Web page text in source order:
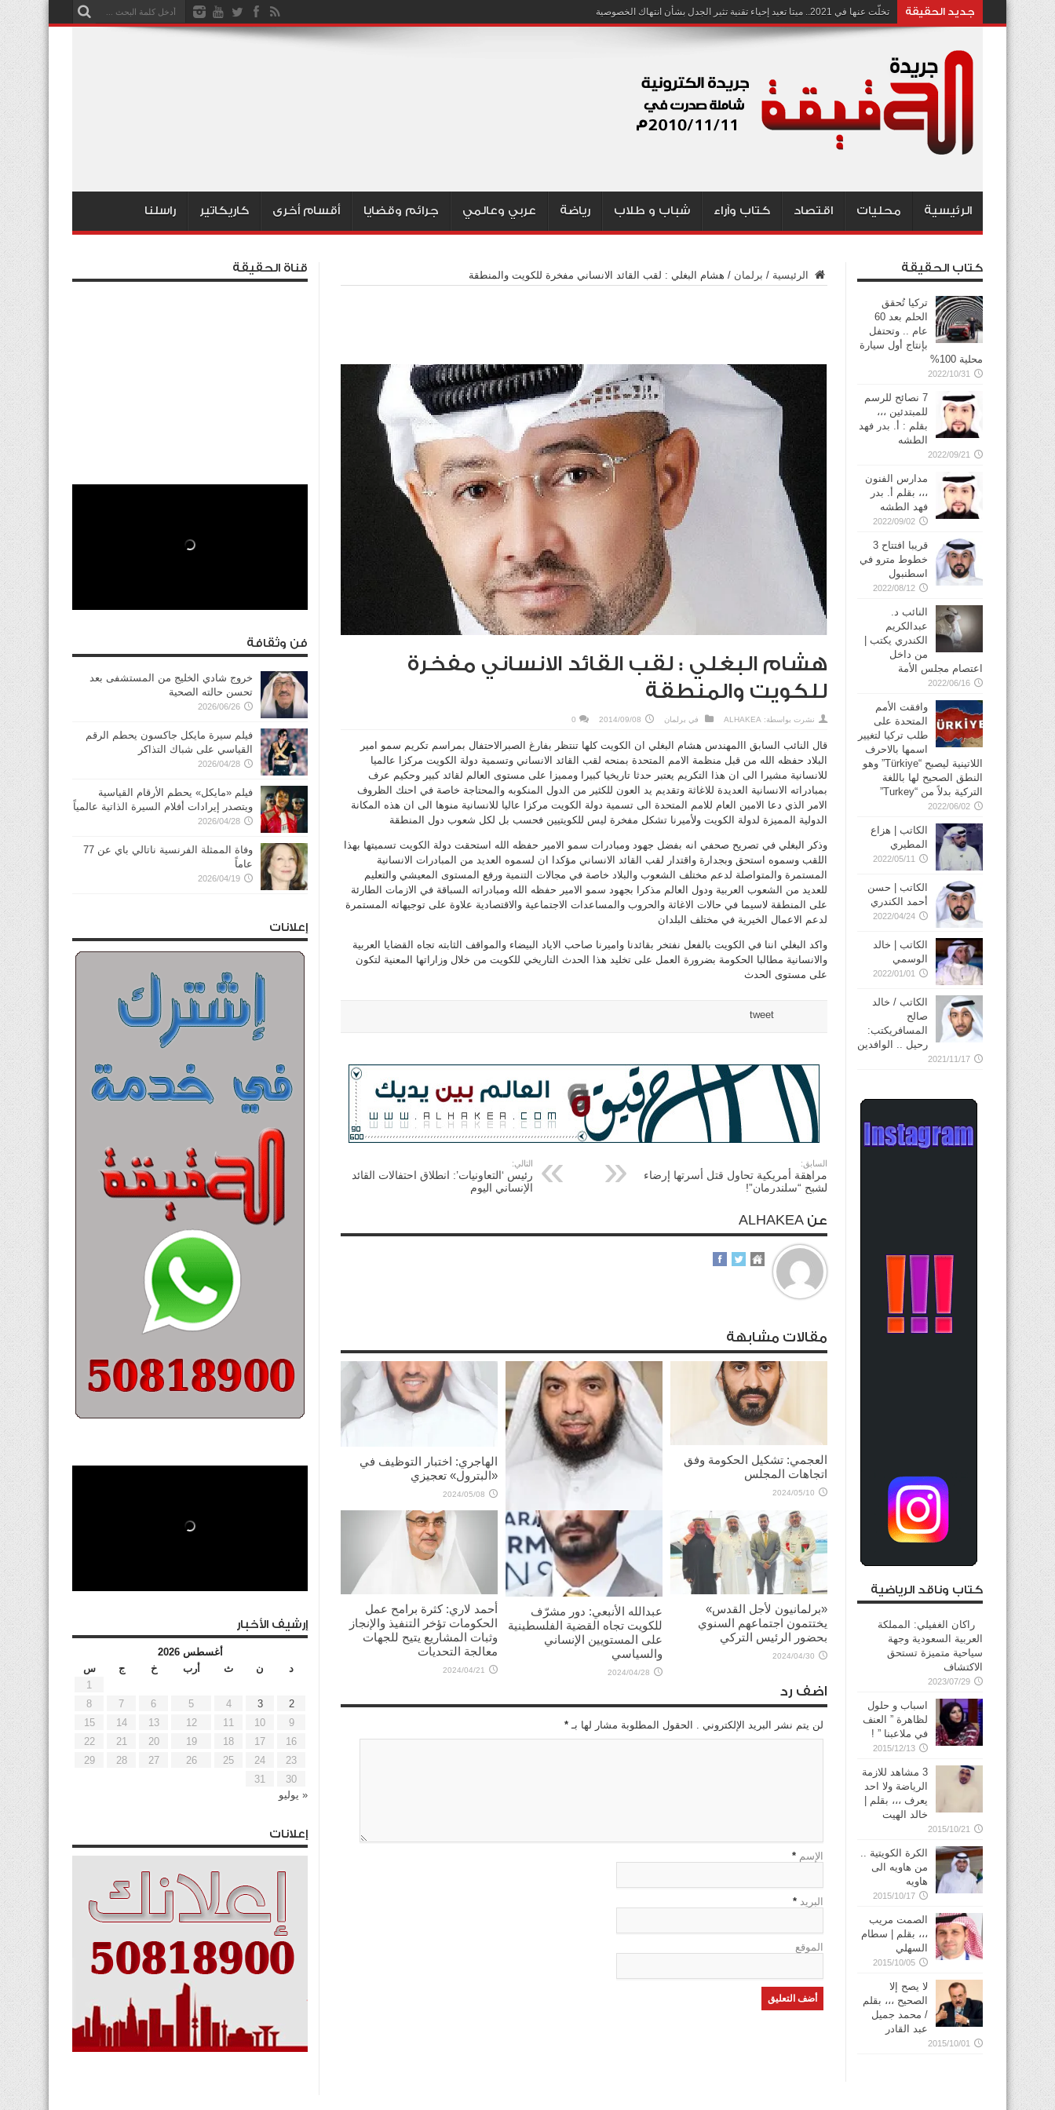
جديد الحقيقة تخلّت عنها في 2021.. ميتا تعيد إحياء تقنية تثير الجدل بشأن انتهاك الخصوصية
الرئيسية محليات اقتصاد كتاب وآراء شباب و طلاب رياضة عربي وعالمي جرائم وقضايا أقسام أخرى كاريكاتير راسلنا
الرئيسية / برلمان / هشام البغلي : لقب القائد الانساني مفخرة للكويت والمنطقة
هشام البغلي : لقب القائد الانساني مفخرة
للكويت والمنطقة
نشرت بواسطة: ALHAKEA في برلمان 2014/09/08
0
قال النائب السابق االمهندس هشام البغلي ان الكويت كلها تنتظر بفارغ الصبرالاحتفال بمراسم تكريم سمو امير
البلاد حفظه الله من قبل منظمة الامم المتحدة بمنحه لقب القائد الانساني وتسمية دولة الكويت مركزا عالميا
للانسانية مشيرا الى ان هذا التكريم يعتبر حدثا تاريخيا كبيرا ومميزا على مستوى العالم لقائد كبير وحكيم عرف
بمبادراته الانسانية العديدة للاغاثة وتقديم يد العون للكثير من الدول المنكوبه والمحتاجة خاصة في احنك الظروف
الامر الذي دعا الامين العام للامم المتحدة الى تسمية دولة الكويت مركزا عاليا للانسانية منوها الى ان هذه المكانة
الدولية المميزة لدولة الكويت ولأميرنا تشكل مفخرة ليس للكويتيين فحسب بل لكل شعوب دول المنطقة
وذكر البغلي في تصريح صحفي انه بفضل جهود ومبادرات سمو الامير حفظه الله استحقت دولة الكويت تسميتها بهذا
اللقب وسموه استحق وبجدارة واقتدار لقب القائد الانساني مؤكدا ان لسموه العديد من المبادرات الانسانية
المستمرة والمتواصلة لدعم مختلف الشعوب والبلاد خاصة في مجالات التنمية ورفع المستوى المعيشي والتعليم
للعديد من الشعوب العربية ودول العالم مذكرا بجهود سمو الامير حفظه الله ومبادراته السباقة في الازمات الطارئة
على المنطقة لاسيما في حالات الاغاثة والحروب والمساعدات الاجتماعية والاقتصادية علاوة على توجيهاته المستمرة
لدعم الاعمال الخيرية في مختلف البلدان
واكد البغلي اننا في الكويت بالفعل نفتخر بقائدنا واميرنا صاحب الاياد البيضاء والمواقف الثابته تجاه القضايا العربية
والانسانية مطالبا الحكومة بضرورة العمل على تخليد هذا الحدث التاريخي للكويت من خلال وزاراتها المعنية لتكون
على مستوى الحدث
tweet
السابق:
مراهقة أمريكية تحاول قتل أسرتها إرضاء
لشبح “سلندرمان”!
التالي:
رئيس ‘التعاونيات’: انطلاق احتفالات القائد
الإنساني اليوم
عن ALHAKEA
مقالات مشابهة
العجمي: تشكيل الحكومة وفق
اتجاهات المجلس
2024/05/10
محمد الداهوم: هموم المواطنين
إصلاح الطرق و«الصحة»
2024/05/10
الهاجري: اختبار التوظيف في
«البترول» تعجيزي
2024/05/08
«برلمانيون لأجل القدس»
يختتمون اجتماعهم السنوي
بحضور الرئيس التركي
2024/04/30
عبدالله الأنبعي: دور مشرّف
للكويت تجاه القضية الفلسطينية
على المستويين الإنساني
والسياسي
2024/04/28
أحمد لاري: كثرة برامح عمل
الحكومات تؤخر التنفيذ والإنجاز
وثبات المشاريع يتيح للجهات
معالجة التحديات
2024/04/21
اضف رد
لن يتم نشر البريد الإلكتروني . الحقول المطلوبة مشار لها بـ *
الإسم *
البريد *
الموقع
كتاب الحقيقة
تركيا تُحقق
الحلم بعد 60
عام .. وتحتفل
بإنتاج أول سيارة
محلية 100%
2022/10/31
7 نصائح للرسم
للمبتدئين ،،،
بقلم : أ. بدر فهد
الطشه
2022/09/21
مدارس الفنون
،،، بقلم أ. بدر
فهد الطشه
2022/09/02
قريبا افتتاح 3
خطوط مترو في
2022/08/12
النائب د.
عبدالكريم
الكندري يكتب |
من داخل
اعتصام مجلس الأمة
2022/06/16
وافقت الأمم
المتحدة على
طلب تركيا لتغيير
اسمها بالاحرف
اللاتينية ليصبح “Türkiye” وهو
النطق الصحيح لها باللغة
التركية بدلاً من “Turkey”
2022/06/02
الكاتب | هزاع
المطيري
2022/05/11
الكاتب | حسن
أحمد الكندري
2022/04/24
الكاتب | خالد
الوسمي
2022/01/01
الكاتب / خالد
صالح
المسافريكتب:
رحيل .. الوافدين
2021/11/17
كتاب وناقد الرياضية
راكان الغفيلي: المملكة
العربية السعودية وجهة
سياحية متميزة تستحق
الاكتشاف
2023/07/29
اسباب و حلول
لظاهرة ” العنف
في ملاعبنا ” !
2015/12/13
3 مشاهد للازمة
الرياضة ولا احد
يعرف ،،، بقلم |
خالد الهيت
2015/10/21
الكرة الكويتية ..
من هاويه الى
هاويه
2015/10/17
الصمت مريب
،،، بقلم | سطام
السهلي
2015/10/05
لا يصح إلا
الصحيح ،،، بقلم
/ محمد جميل
عبد القادر
2015/10/01
قناة الحقيقة
فن وثقافة
خروج شادي الخليج من المستشفى بعد
تحسن حالته الصحية
2026/06/26
فيلم سيرة مايكل جاكسون يحطم الرقم
القياسي على شباك التذاكر
2026/04/28
فيلم «مايكل» يحطم الأرقام القياسية
ويتصدر إيرادات أفلام السيرة الذاتية عالمياً
2026/04/28
وفاة الممثلة الفرنسية ناتالي باي عن 77
عاماً
2026/04/19
إعلانات
إرشيف الأخبار
أغسطس 2026
د
ن ث أرب خ ج
س
1
2
3
4
5
6
7
8
9
10
11
12
13
14
15
16
17
18
19
20
21
22
23
24
25
26
27
28
29
30
31
« يوليو
إعلانات